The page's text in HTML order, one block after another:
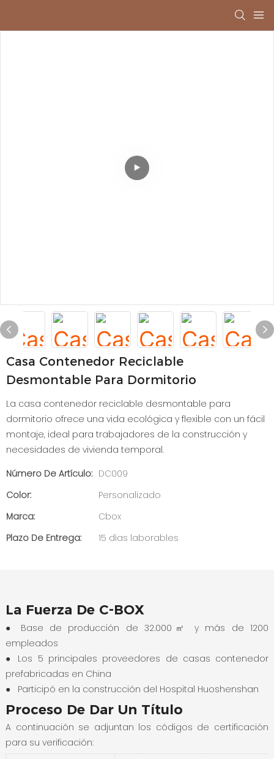
Casa Contenedor Reciclable
Desmontable Para Dormitorio
La casa contenedor reciclable desmontable para
dormitorio ofrece una vida ecológica y flexible con un fácil
montaje, ideal para trabajadores de la construcción y
necesidades de vivienda temporal.
Número De Artículo: DC009
Color:
Personalizado
Marca:
Cbox
Plazo De Entrega:
15 días laborables
La Fuerza De C-BOX
● Base de producción de 32.000㎡ y más de 1200
empleados
●
Los 5 principales proveedores de casas contenedor
prefabricadas en China
●
Participó en la construcción del Hospital Huoshenshan
Proceso De Dar Un Título
A continuación se adjuntan los códigos de certificación
para su verificación: